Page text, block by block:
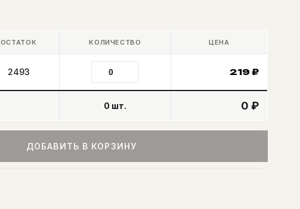
ОСТАТОК КОЛИЧЕСТВО ЦЕНА
2493 219₽
0 шт. 0 ₽
ДОБАВИТЬ В КОРЗИНУ